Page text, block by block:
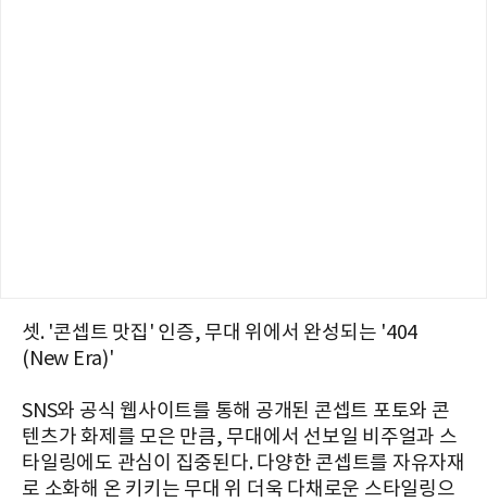
셋. '콘셉트 맛집' 인증, 무대 위에서 완성되는 '404
(New Era)'
SNS와 공식 웹사이트를 통해 공개된 콘셉트 포토와 콘
텐츠가 화제를 모은 만큼, 무대에서 선보일 비주얼과 스
타일링에도 관심이 집중된다. 다양한 콘셉트를 자유자재
로 소화해 온 키키는 무대 위 더욱 다채로운 스타일링으